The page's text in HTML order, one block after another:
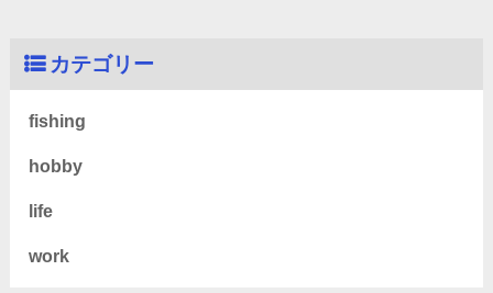
カテゴリー
fishing
hobby
life
work